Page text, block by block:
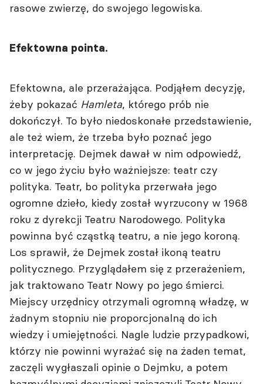
rasowe zwierzę, do swojego legowiska.
Efektowna pointa.
Efektowna, ale przerażająca. Podjąłem decyzję,
żeby pokazać Hamleta, którego prób nie
dokończył. To było niedoskonałe przedstawienie,
ale też wiem, że trzeba było poznać jego
interpretację. Dejmek dawał w nim odpowiedź,
co w jego życiu było ważniejsze: teatr czy
polityka. Teatr, bo polityka przerwała jego
ogromne dzieło, kiedy został wyrzucony w 1968
roku z dyrekcji Teatru Narodowego. Polityka
powinna być cząstką teatru, a nie jego koroną.
Los sprawił, że Dejmek został ikoną teatru
politycznego. Przyglądałem się z przerażeniem,
jak traktowano Teatr Nowy po jego śmierci.
Miejscy urzędnicy otrzymali ogromną władzę, w
żadnym stopniu nie proporcjonalną do ich
wiedzy i umiejętności. Nagle ludzie przypadkowi,
którzy nie powinni wyrażać się na żaden temat,
zaczęli wygłaszali opinie o Dejmku, a potem